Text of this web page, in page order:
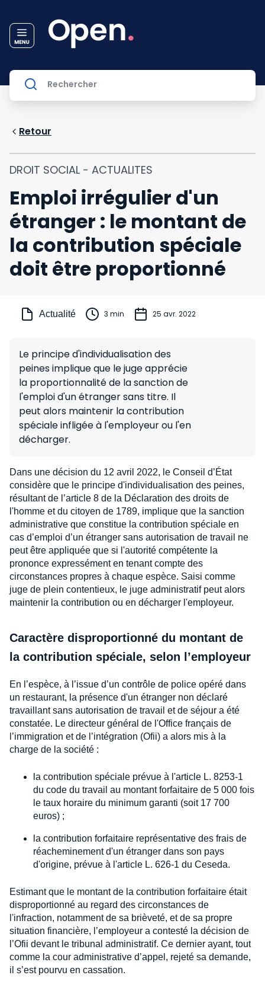
Retour
DROIT SOCIAL - ACTUALITES
Emploi irrégulier d'un
étranger : le montant de
la contribution spéciale
doit être proportionné
Actualité 3 min 25 avr. 2022
Le principe d'individualisation des
peines implique que le juge apprécie
la proportionnalité de la sanction de
l'emploi d'un étranger sans titre. Il
peut alors maintenir la contribution
spéciale infligée à l'employeur ou l'en
décharger.
Dans une décision du 12 avril 2022, le Conseil d’État
considère que le principe d'individualisation des peines,
résultant de l’article 8 de la Déclaration des droits de
l'homme et du citoyen de 1789, implique que la sanction
administrative que constitue la contribution spéciale en
cas d’emploi d’un étranger sans autorisation de travail ne
peut être appliquée que si l'autorité compétente la
prononce expressément en tenant compte des
circonstances propres à chaque espèce. Saisi comme
juge de plein contentieux, le juge administratif peut alors
maintenir la contribution ou en décharger l'employeur.
Caractère disproportionné du montant de
la contribution spéciale, selon l’employeur
En l’espèce, à l’issue d’un contrôle de police opéré dans
un restaurant, la présence d'un étranger non déclaré
travaillant sans autorisation de travail et de séjour a été
constatée. Le directeur général de l'Office français de
l’immigration et de l’intégration (Ofii) a alors mis à la
charge de la société :
la contribution spéciale prévue à l'article L. 8253-1
du code du travail au montant forfaitaire de 5 000 fois
le taux horaire du minimum garanti (soit 17 700
euros) ;
la contribution forfaitaire représentative des frais de
réacheminement d'un étranger dans son pays
d'origine, prévue à l'article L. 626-1 du Ceseda.
Estimant que le montant de la contribution forfaitaire était
disproportionné au regard des circonstances de
l'infraction, notamment de sa brièveté, et de sa propre
situation financière, l’employeur a contesté la décision de
l’Ofii devant le tribunal administratif. Ce dernier ayant, tout
comme la cour administrative d’appel, rejeté sa demande,
il s’est pourvu en cassation.